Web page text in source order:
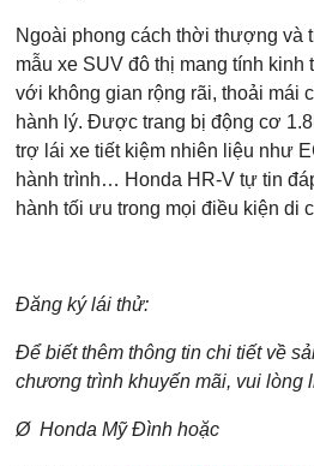
Ngoài phong cách thời thượng và
mẫu xe SUV đô thị mang tính
với không gian rộng rãi, thoải mái
hành lý. Được trang bị động cơ
trợ lái xe tiết kiệm nhiên liệu như
hành trình… Honda HR-V tự tin
hành tối ưu trong mọi điều kiện di
Đăng ký lái thử:
Để biết thêm thông tin chi tiết về
chương trình khuyến mãi, vui lòng
Ø Honda Mỹ Đình hoặc
Loại xe muốn báo giá*
Điện thoại di động